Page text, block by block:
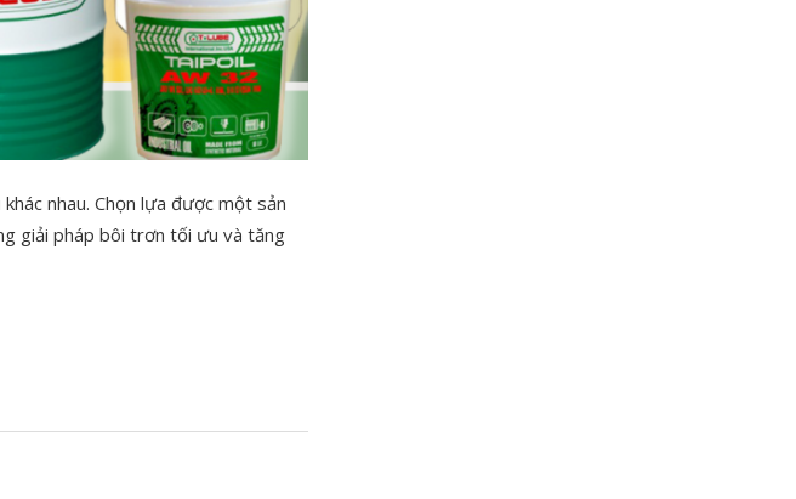
nhau. Chọn lựa được một sản
giải pháp bôi trơn tối ưu và tăng